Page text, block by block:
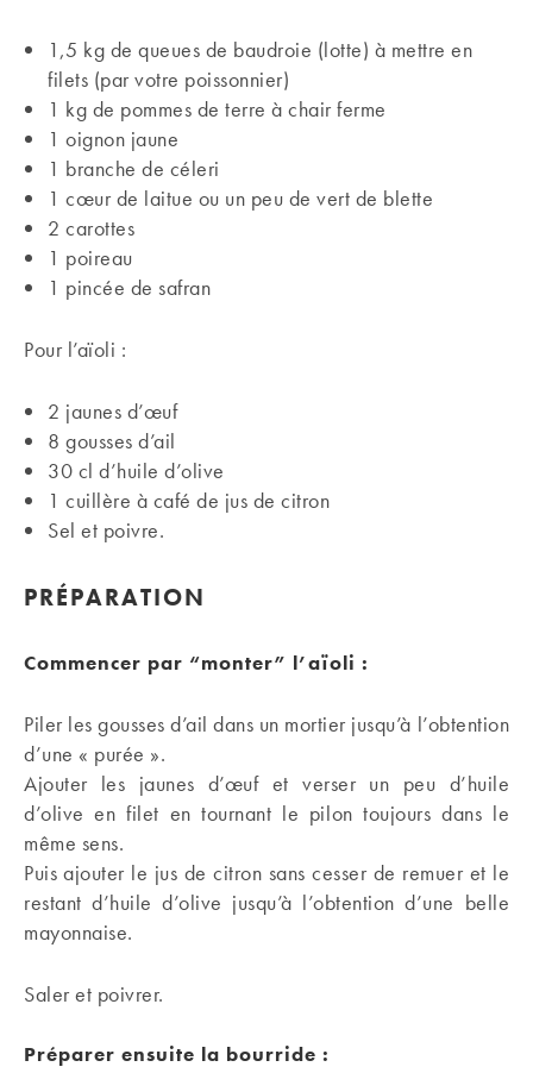
1,5 kg de queues de baudroie (lotte) à mettre en
filets (par votre poissonnier)
1 kg de pommes de terre à chair ferme
1 oignon jaune
1 branche de céleri
1 cœur de laitue ou un peu de vert de blette
2 carottes
1 poireau
1 pincée de safran
Pour l’aïoli :
2 jaunes d’œuf
8 gousses d’ail
30 cl d’huile d’olive
1 cuillère à café de jus de citron
Sel et poivre.
PRÉPARATION
Commencer par “monter” l’aïoli :
Piler les gousses d’ail dans un mortier jusqu’à l’obtention
d’une « purée ».
Ajouter les jaunes d’œuf et verser un peu d’huile
d’olive en filet en tournant le pilon toujours dans le
même sens.
Puis ajouter le jus de citron sans cesser de remuer et le
restant d’huile d’olive jusqu’à l’obtention d’une belle
mayonnaise.
Saler et poivrer.
Préparer ensuite la bourride :